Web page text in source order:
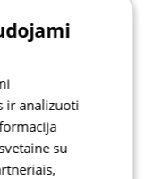
ir analizuoti
su